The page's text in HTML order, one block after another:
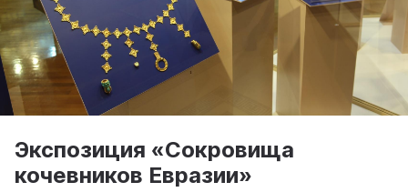
Экспозиция «Сокровища
кочевников Евразии»